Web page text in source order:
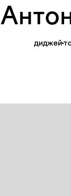
диджей